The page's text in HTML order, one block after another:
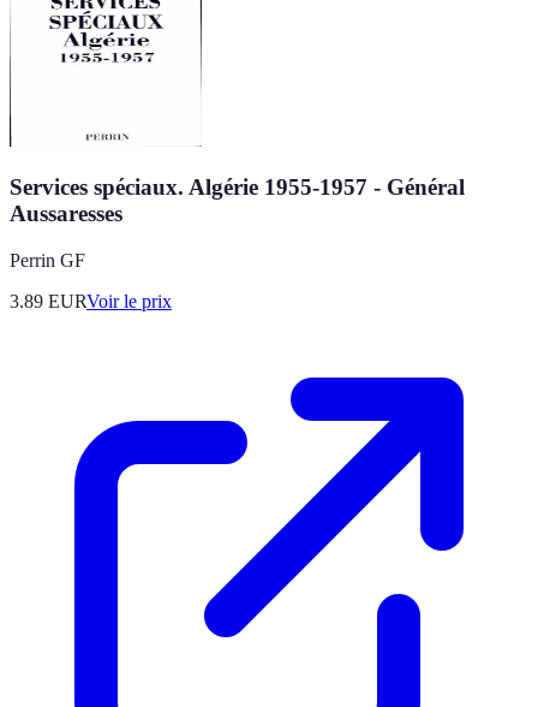
Services spéciaux. Algérie 1955-1957 - Général
Aussaresses
Perrin GF
3.89 EURVoir le prix